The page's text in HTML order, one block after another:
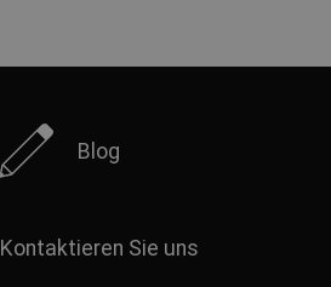
Blog
Kontaktieren Sie uns